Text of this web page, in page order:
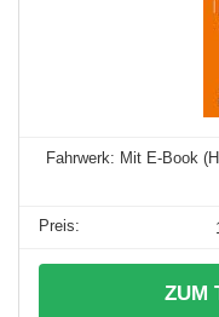
Fahrwerk: Mit E-Book
ZUM